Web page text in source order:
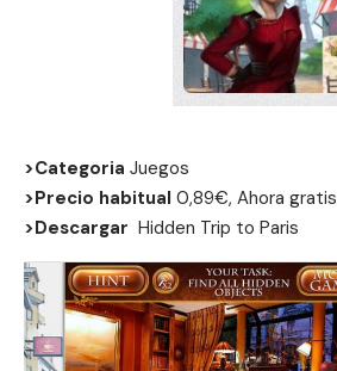
>Categoria Juegos
>Precio habitual 0,89€, Ahora gratis
>Descargar Hidden Trip to Paris